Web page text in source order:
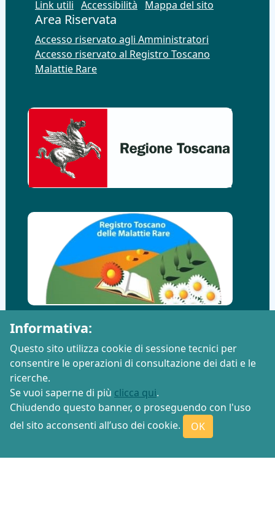
Link utili Accessibilità Mappa del sito
Area Riservata
Accesso riservato agli Amministratori
Accesso riservato al Registro Toscano
Malattie Rare
Informativa:
Questo sito utilizza cookie di sessione tecnici per
consentire le operazioni di consultazione dei dati e le
ricerche.
Se vuoi saperne di più clicca qui.
Chiudendo questo banner, o proseguendo con l'uso
del sito acconsenti all’uso dei cookie.
OK